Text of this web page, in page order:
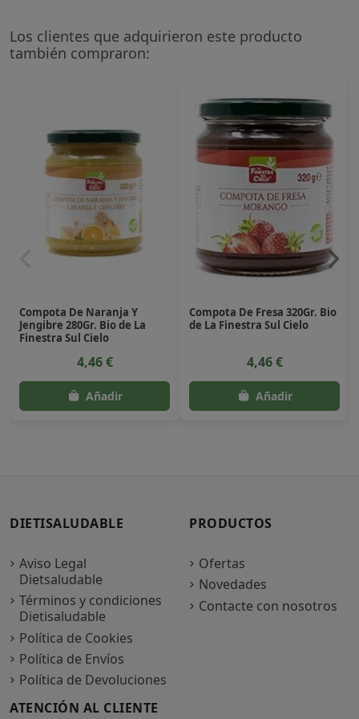
Los clientes que adquirieron este producto
también compraron:
Compota De Naranja Y
Jengibre 280Gr. Bio de La
Finestra Sul Cielo
4,46 €
Compota De Fresa 320Gr. Bio
de La Finestra Sul Cielo
4,46 €
DIETISALUDABLE
Aviso Legal
Dietsaludable
Términos y condiciones
Dietisaludable
Política de Cookies
Política de Envíos
Política de Devoluciones
PRODUCTOS
Ofertas
Novedades
Contacte con nosotros
ATENCIÓN AL CLIENTE